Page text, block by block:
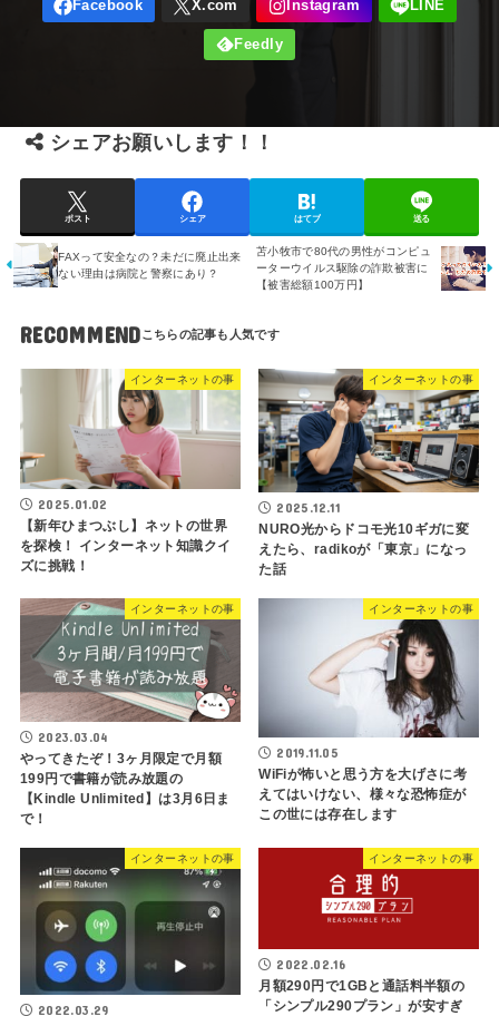
シェアお願いします！！
ポスト シェア はてブ 送る
苫小牧市で80代の男性がコンピュ
ーターウイルス駆除の詐欺被害に
【被害総額100万円】
FAXって安全なの？未だに廃止出来
ない理由は病院と警察にあり？
RECOMMEND
インターネットの事
2025.01.02
【新年ひまつぶし】ネットの世界
を探検！ インターネット知識クイ
ズに挑戦！
インターネットの事
2025.12.11
NURO光からドコモ光10ギガに変
えたら、radikoが「東京」になっ
た話
インターネットの事
2023.03.04
やってきたぞ！3ヶ月限定で月額
199円で書籍が読み放題の
【Kindle Unlimited】は3月6日ま
で！
インターネットの事
2019.11.05
WiFiが怖いと思う方を大げさに考
えてはいけない、様々な恐怖症が
この世には存在します
インターネットの事
2022.03.29
インターネットの事
2022.02.16
月額290円で1GBと通話料半額の
「シンプル290プラン」が安すぎ